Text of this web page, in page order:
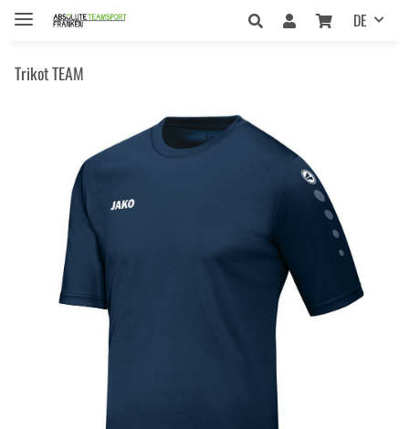
DE
Trikot TEAM